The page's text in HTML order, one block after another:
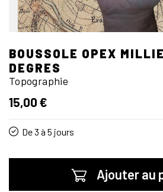
BOUSSOLE OPEX
DEGRES
Topographie
15,00 €
De 3 à 5 jours
Ajouter au